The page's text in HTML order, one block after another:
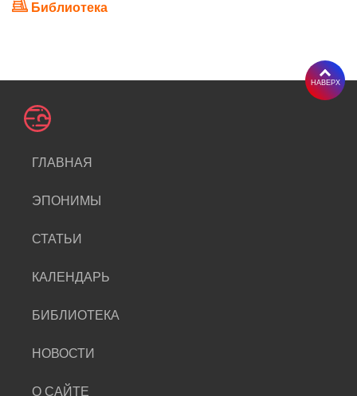
Библиотека
ГЛАВНАЯ
ЭПОНИМЫ
СТАТЬИ
КАЛЕНДАРЬ
БИБЛИОТЕКА
НОВОСТИ
О САЙТЕ
НАВЕРХ